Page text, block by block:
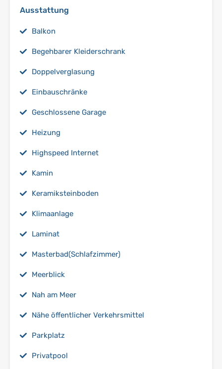
Ausstattung
Balkon
Begehbarer Kleiderschrank
Doppelverglasung
Einbauschränke
Geschlossene Garage
Heizung
Highspeed Internet
Kamin
Keramiksteinboden
Klimaanlage
Laminat
Masterbad(Schlafzimmer)
Meerblick
Nah am Meer
Nähe öffentlicher Verkehrsmittel
Parkplatz
Privatpool